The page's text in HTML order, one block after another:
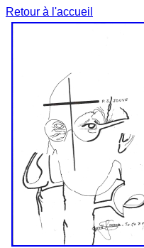
Retour à l'accueil